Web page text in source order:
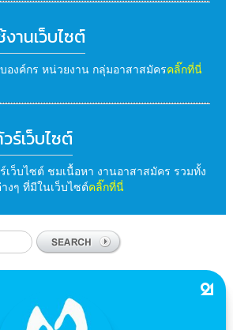
งานเว็บไซต์
องค์กร หน่วยงาน กลุ่มอาสาสมัครคลิ๊กที่นี่
ร์เว็บไซต์
เว็บไซต์ ชมเนื้อหา งานอาสาสมัคร รวมทั้ง
งๆ ที่มีในเว็บไซต์คลิ๊กที่นี่